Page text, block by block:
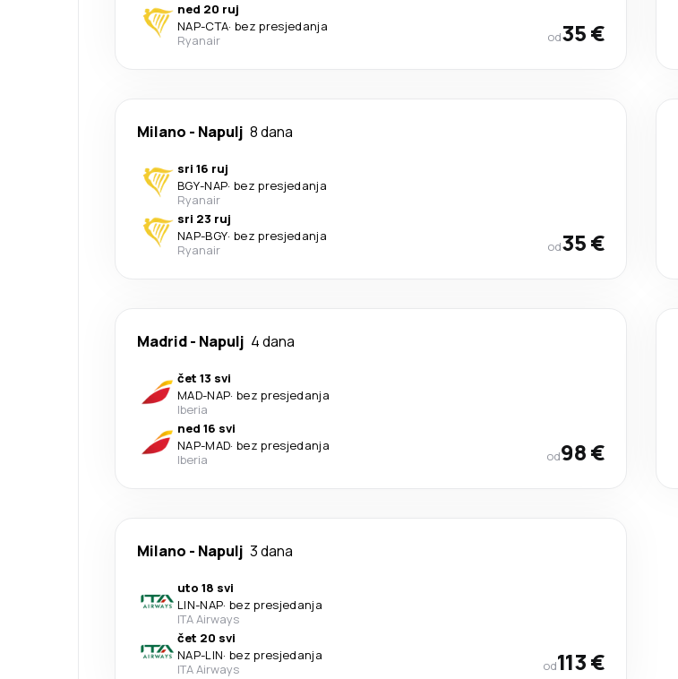
ned 20 ruj
NAP-CTA· bez presjedanja
Ryanair
od35 €
Milano - Napulj 8 dana
sri 16 ruj
BGY-NAP· bez presjedanja
Ryanair
sri 23 ruj
NAP-BGY· bez presjedanja
Ryanair
od35 €
Madrid- Napulj 4 dana
čet 13 svi
MAD-NAP· bez presjedanja
Iberia
ned 16 svi
NAP-MAD· bez presjedanja
Iberia
od98 €
Milano - Napulj 3 dana
uto 18 svi
LIN-NAP· bez presjedanja
ITA Airways
čet 20 svi
NAP-LIN· bez presjedanja
ITA Airways
od113 €